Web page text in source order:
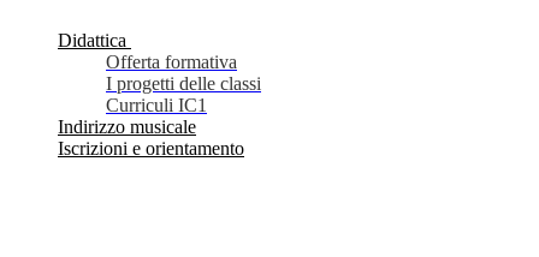
Didattica
Offerta formativa
I progetti delle classi
Curriculi IC1
Indirizzo musicale
Iscrizioni e orientamento